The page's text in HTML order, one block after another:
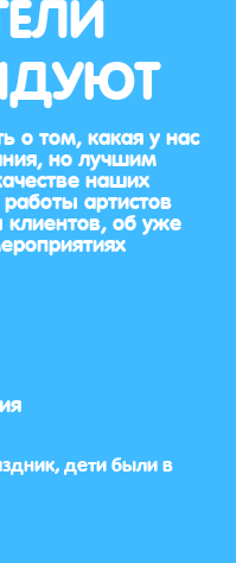
том, какая у нас
но лучшим
наших
артистов
об уже
дети были в